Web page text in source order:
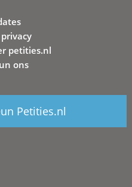
petities.nl
ons
Petities.nl